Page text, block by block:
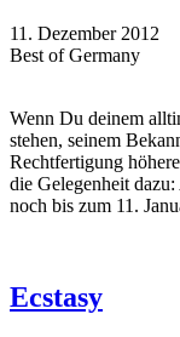
11. Dezember 2012
Best of Germany
Wenn Du deinem
stehen, seinem
Rechtfertigung
die Gelegenheit
noch bis zum 11.
Ecstasy